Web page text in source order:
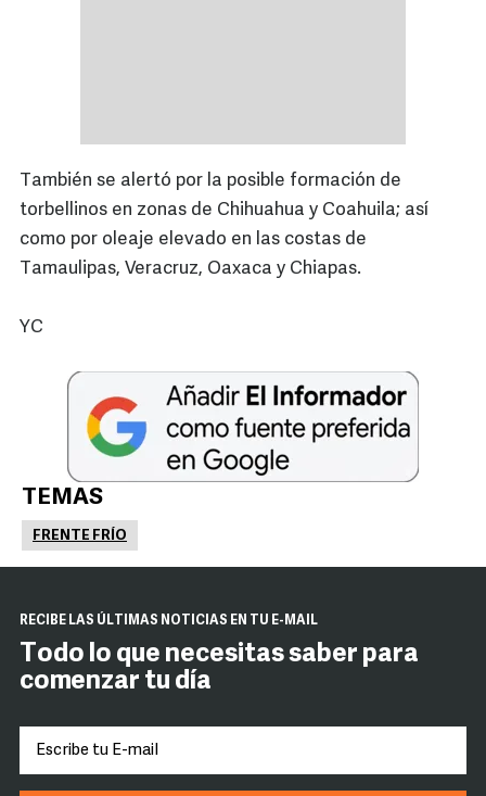
También se alertó por la posible formación de
torbellinos en zonas de Chihuahua y Coahuila; así
como por oleaje elevado en las costas de
Tamaulipas, Veracruz, Oaxaca y Chiapas.
YC
TEMAS
FRENTE FRÍO
RECIBE LAS ÚLTIMAS NOTICIAS EN TU E-MAIL
Todo lo que necesitas saber para
comenzar tu día